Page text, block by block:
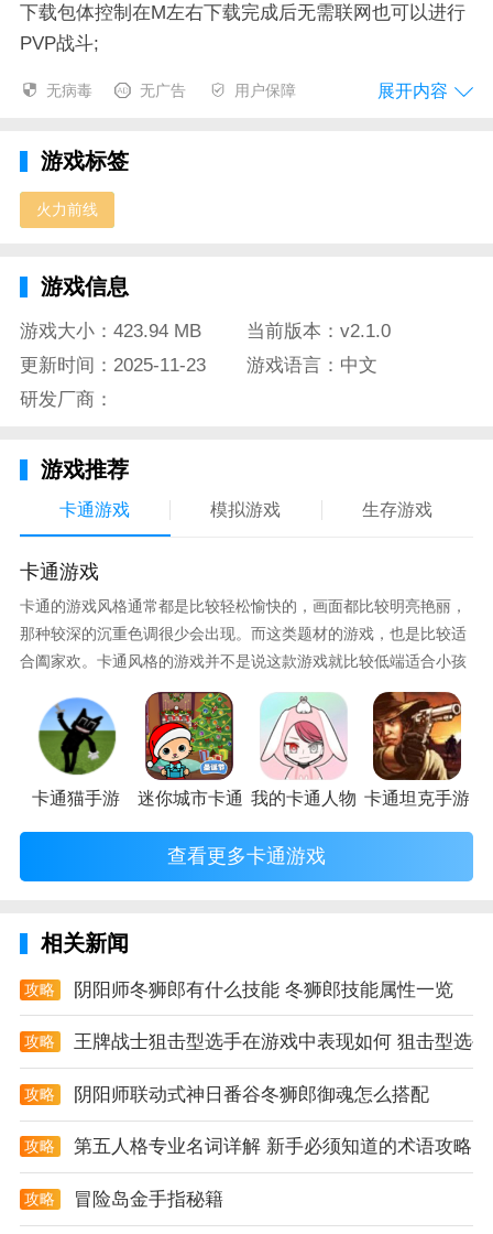
下载包体控制在M左右下载完成后无需联网也可以进行
PVP战斗;
【多玩法变身机甲碾压丧尸】战车守护BOSS战不重样
多玩法变身机甲碾压丧尸生化危机战车守护BOSS战不
重样玩法超刺激
1、天梯竞技争霸赢海量奖励竞技模式多人匹配同台竞
3、增加日挑战活动奖励(话费耳机充电宝)
4、支持玩家决斗与朋友一起打单对单炮打
5、特别提供四大类枪械选择打造你最合心的专属武器;
6、载具机甲生化危机守护战车剧情闯关BOSS战不重样
玩法超刺激。
一人称极限杀戮；
火力前线说明
纯D视角自由移动枪战手游《火力前线》无需联网也能
【纯D视角自由移动】纯D画面爆破血屏自由移动跳跃;
【天梯竞技争霸赢海量奖励】竞技模式多人匹配同台竞
技力争天梯排位;
火力前线推荐理由
专属枪械改造激光火炮aoe群伤；无需联网立即pkv匹配
连杀超神；
纯D视角自由移动枪战手游《火力前线》无需联网也能
PK!
【纯D视角自由移动】纯D画面爆破血屏自由移动跳跃;
无病毒 无广告 用户保障 展开内容
游戏标签
火力前线
游戏信息
游戏大小：423.94 MB
当前版本：v2.1.0
更新时间：2025-11-23
游戏语言：中文
研发厂商：
游戏推荐
卡通游戏 模拟游戏 生存游戏
卡通游戏
卡通的游戏风格通常都是比较轻松愉快的，画面都比较明亮艳丽，
那种较深的沉重色调很少会出现。而这类题材的游戏，也是比较适
合阖家欢。卡通风格的游戏并不是说这款游戏就比较低端适合小孩
子玩，因为很多游戏厂商会故意把游戏中添加进入卡通元素，这也
可以说是一种勾起大家兴趣的手段！身边有好友能够在一起游戏的
小伙伴，不妨来这里挑选一两款适合的游戏与好友分享这份快乐。
卡通猫手游 迷你城市卡通医院手游我的卡通人物手游卡通坦克手游
查看更多卡通游戏
相关新闻
攻略 阴阳师冬狮郎有什么技能 冬狮郎技能属性一览
攻略 王牌战士狙击型选手在游戏中表现如何 狙击型选
攻略 阴阳师联动式神日番谷冬狮郎御魂怎么搭配
攻略 第五人格专业名词详解 新手必须知道的术语攻略
攻略 冒险岛金手指秘籍